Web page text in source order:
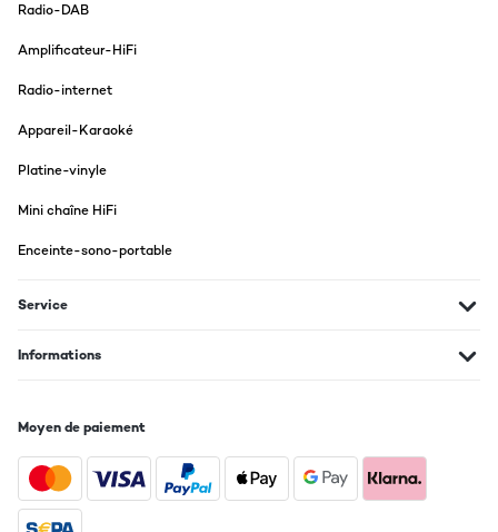
Radio-DAB
Amplificateur-HiFi
Radio-internet
Appareil-Karaoké
Platine-vinyle
Mini chaîne HiFi
Enceinte-sono-portable
Service
Informations
Moyen de paiement